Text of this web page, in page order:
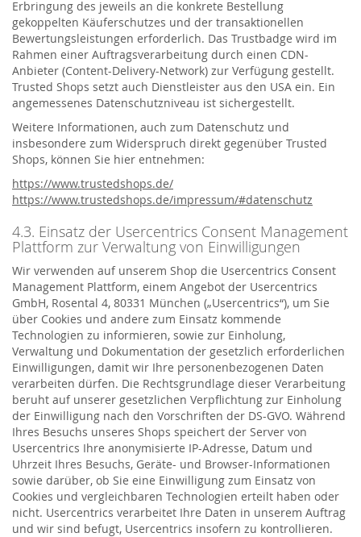
Erbringung des jeweils an die konkrete Bestellung
gekoppelten Käuferschutzes und der transaktionellen
Bewertungsleistungen erforderlich. Das Trustbadge wird im
Rahmen einer Auftragsverarbeitung durch einen CDN-
Anbieter (Content-Delivery-Network) zur Verfügung gestellt.
Trusted Shops setzt auch Dienstleister aus den USA ein. Ein
angemessenes Datenschutzniveau ist sichergestellt.
Weitere Informationen, auch zum Datenschutz und
insbesondere zum Widerspruch direkt gegenüber Trusted
Shops, können Sie hier entnehmen:
https://www.trustedshops.de/
https://www.trustedshops.de/impressum/#datenschutz
4.3. Einsatz der Usercentrics Consent Management
Plattform zur Verwaltung von Einwilligungen
Wir verwenden auf unserem Shop die Usercentrics Consent
Management Plattform, einem Angebot der Usercentrics
GmbH, Rosental 4, 80331 München („Usercentrics“), um Sie
über Cookies und andere zum Einsatz kommende
Technologien zu informieren, sowie zur Einholung,
Verwaltung und Dokumentation der gesetzlich erforderlichen
Einwilligungen, damit wir Ihre personenbezogenen Daten
verarbeiten dürfen. Die Rechtsgrundlage dieser Verarbeitung
beruht auf unserer gesetzlichen Verpflichtung zur Einholung
der Einwilligung nach den Vorschriften der DS-GVO. Während
Ihres Besuchs unseres Shops speichert der Server von
Usercentrics Ihre anonymisierte IP-Adresse, Datum und
Uhrzeit Ihres Besuchs, Geräte- und Browser-Informationen
sowie darüber, ob Sie eine Einwilligung zum Einsatz von
Cookies und vergleichbaren Technologien erteilt haben oder
nicht. Usercentrics verarbeitet Ihre Daten in unserem Auftrag
und wir sind befugt, Usercentrics insofern zu kontrollieren.